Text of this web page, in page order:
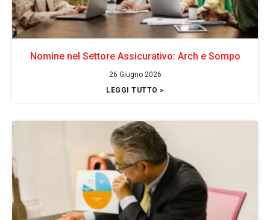
Nomine nel Settore Assicurativo: Arch e Sompo
26 Giugno 2026
LEGGI TUTTO »